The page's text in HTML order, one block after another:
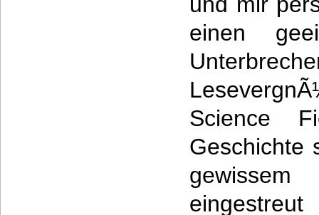
einen
Science
Geschichte